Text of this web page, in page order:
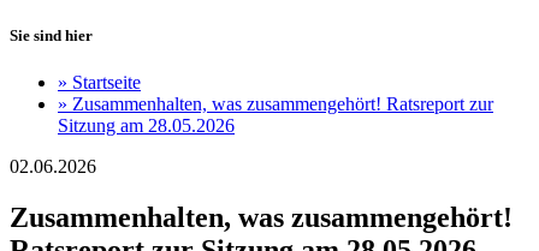
Sie sind hier
» Startseite
» Zusammenhalten, was zusammengehört! Ratsreport zur
Sitzung am 28.05.2026
02.06.2026
Zusammenhalten, was zusammengehört!